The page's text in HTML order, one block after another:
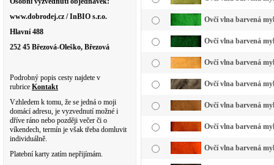
www.dobrodej.cz / InBIO s.r.o.
Hlavní 488
252 45 Březová-Oleško, Březová
Podrobný popis cesty najdete v
rubrice Kontakt
Vzhledem k tomu, že se jedná o moji
domácí adresu, je vyzvednutí možné i
dříve ráno nebo později večer či o
víkendech, termín je však třeba domluvit
individuálně.
Platební karty zatím nepřijímám.
Ovčí vlna barvená
Ovčí vlna barvená
Ovčí vlna barvená
Ovčí vlna barvená
Ovčí vlna barvená
Ovčí vlna barvená
Ovčí vlna barvená